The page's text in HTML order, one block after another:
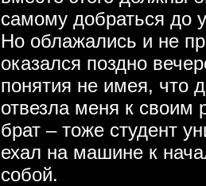
самому добраться до
Но облажались и не
оказался поздно
понятия не имея, что
отвезла меня к своим
брат – тоже студент
ехал на машине к
собой.